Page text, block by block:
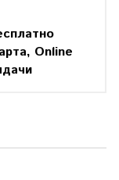
Online